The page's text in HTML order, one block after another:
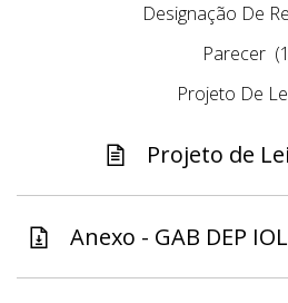
Designação De
Parecer
Projeto De
Projeto de
Anexo - GAB DEP